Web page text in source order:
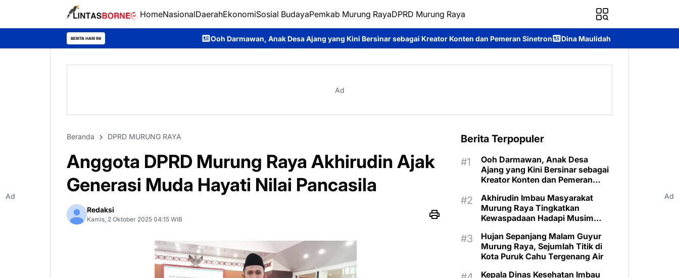
HomeNasionalDaerahEkonomiSosial BudayaPemkab Murung RayaDPRD Murung Raya
BERITA HARI INI Ooh Darmawan, Anak Desa Ajang yang Kini Bersinar sebagai Kreator Konten dan Pemeran Sinetron Dina Maulidah Terpilih Aklamasi Pimpin Perempuan
Ad
Beranda DPRD MURUNG RAYA
Anggota DPRD Murung Raya Akhirudin Ajak
Generasi Muda Hayati Nilai Pancasila
Redaksi
Kamis, 2 Oktober 2025 04:15 WIB
Berita Terpopuler
Ooh Darmawan, Anak Desa
Ajang yang Kini Bersinar sebagai
Kreator Konten dan Pemeran
Akhirudin Imbau Masyarakat
Murung Raya Tingkatkan
Kewaspadaan Hadapi Musim
Hujan Sepanjang Malam Guyur
Murung Raya, Sejumlah Titik di
Kota Puruk Cahu Tergenang Air
Kepala Dinas Kesehatan Imbau
Ad Ad